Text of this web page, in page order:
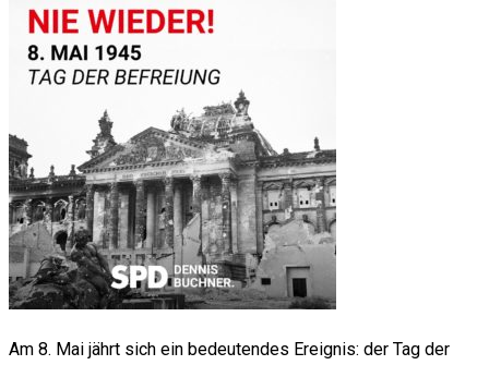
Am 8. Mai jährt sich ein bedeutendes Ereignis: der Tag der